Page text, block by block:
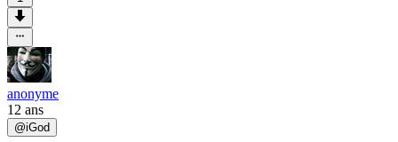
anonyme
12 ans
@iGod